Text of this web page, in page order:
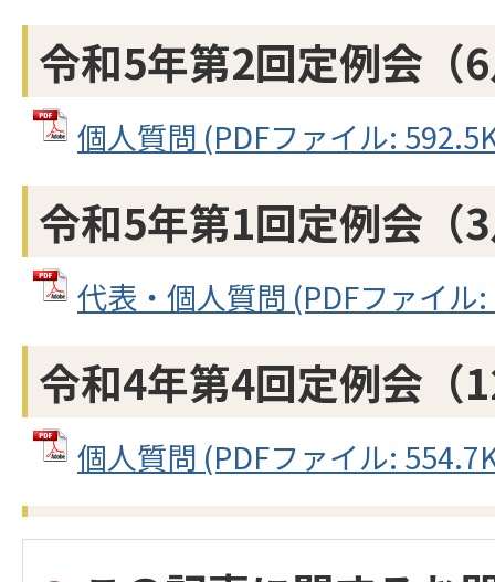
令和5年第2回定例会（
個人質問 (PDFファイル:
令和5年第1回定例会（
代表・個人質問 (PDFファイル
令和4年第4回定例会（
個人質問 (PDFファイル: